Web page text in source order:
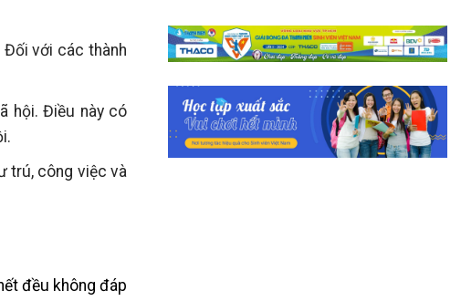
với các thành
hội. Điều này có
trú, công việc và
đều không đáp